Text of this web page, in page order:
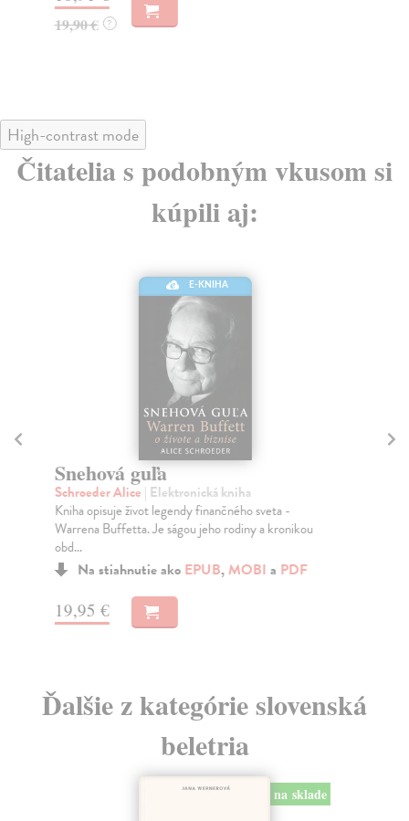
19,90 € ?
High-contrast mode
Čitatelia s podobným vkusom si
kúpili aj:
E-KNIHA
Snehová guľa
Schroeder Alice | Elektronická kniha
Kniha opisuje život legendy finančného sveta -
Warrena Buffetta. Je ságou jeho rodiny a kronikou
obd...
Na stiahnutie ako EPUB,MOBI a PDF
19,95 €
Ďalšie z kategórie slovenská
beletria
na sklade